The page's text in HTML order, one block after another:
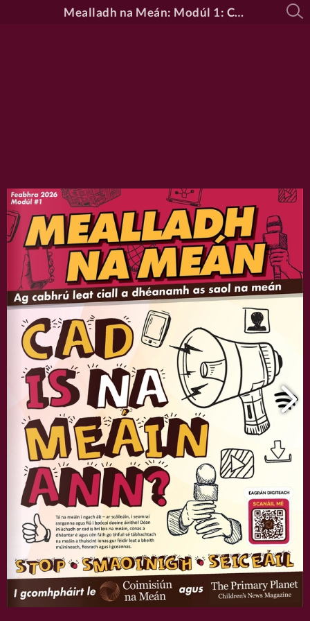
Mealladh na Meán: Modúl 1: Cad is na Meáin Ann?